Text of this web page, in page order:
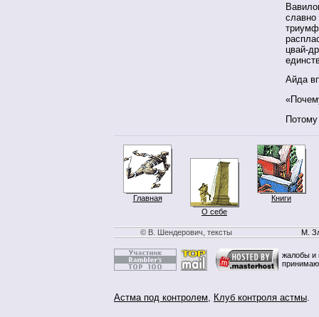
славно
цвай-
Айда
Главная
О себе
Книги
© В. Шендерович, тексты М.
жалобы и
Астма под контролем, Клуб контроля астмы.